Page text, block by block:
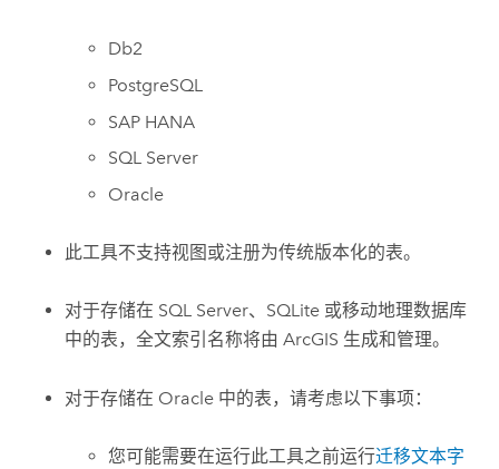
Db2
PostgreSQL
SAP HANA
SQL Server
Oracle
此工具不支持视图或注册为传统版本化的表。
对于存储在 SQL Server、 SQLite 或移动地理数据库
中的表，全文索引名称将由 ArcGIS 生成和管理。
对于存储在 Oracle 中的表，请考虑以下事项：
您可能需要在运行此工具之前运行迁移文本字